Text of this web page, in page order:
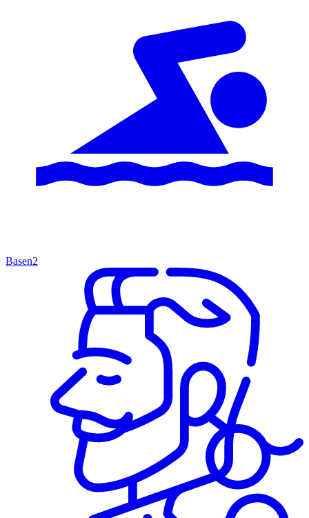
Basen2